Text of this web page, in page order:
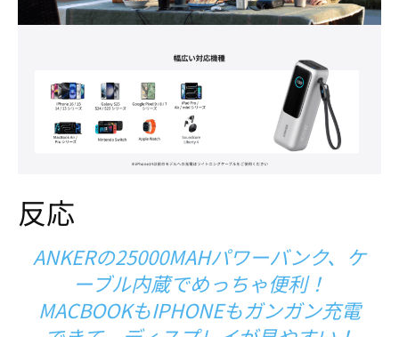
反応
ANKERの25000MAHパワーバンク、ケ
ーブル内蔵でめっちゃ便利！
MACBOOKもIPHONEもガンガン充電